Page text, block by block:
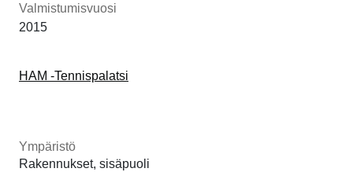
Valmistumisvuosi
2015
HAM -Tennispalatsi
Ympäristö
Rakennukset, sisäpuoli